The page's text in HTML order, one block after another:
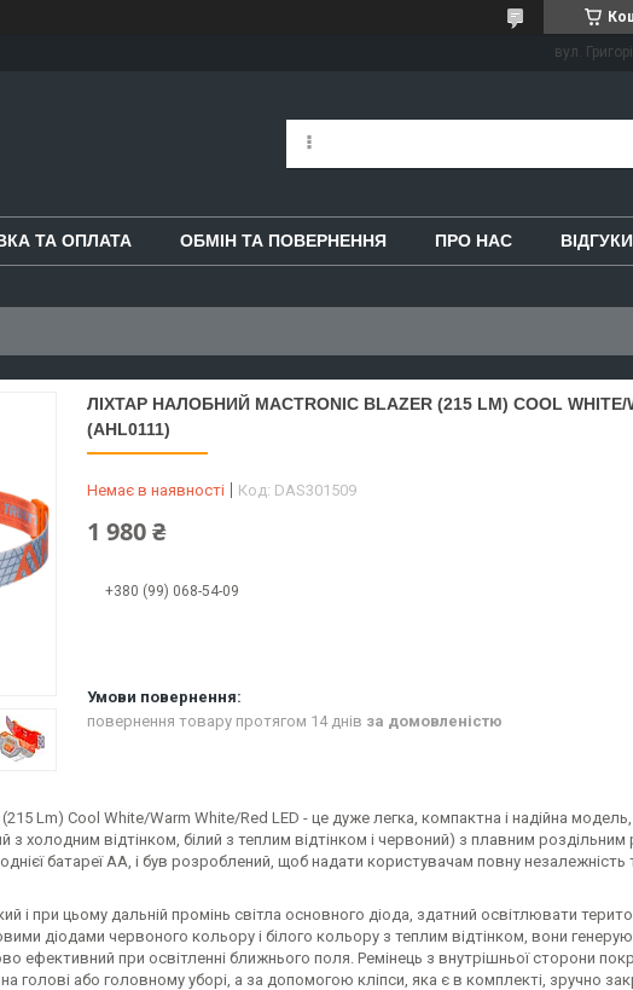
вул.
ТА ОПЛАТА ОБМІН ТА ПОВЕРНЕННЯ ПРО НАС ВІДГУКИ
ЛІХТАР НАЛОБНИЙ MACTRONIC BLAZER (215 LM) COOL WHITE/
(AHL0111)
Немає в наявності Код: DAS301509
1 980 ₴
+380 (99) 068-54-09
повернення товару протягом 14 днів за домовленістю
Lm) Cool White/Warm White/Red LED - це дуже легка, компактна і надійна
з холодним відтінком, білий з теплим відтінком і червоний) з плавним
батареї АА, і був розроблений, щоб надати користувачам повну
і при цьому дальній промінь світла основного діода, здатний освітлювати
діодами червоного кольору і білого кольору з теплим відтінком, вони
ефективний при освітленні ближнього поля. Ремінець з внутрішньої сторони
голові або головному уборі, а за допомогою кліпси, яка є в комплекті, зручно